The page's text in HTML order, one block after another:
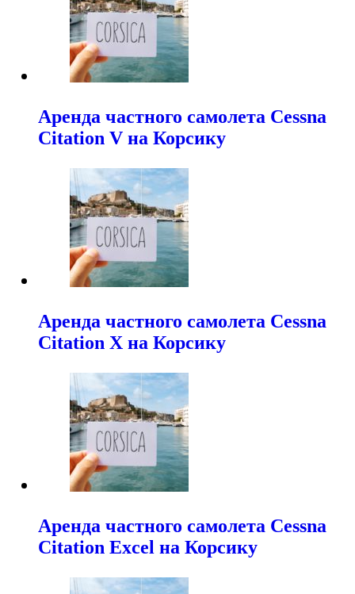
Аренда частного самолета Cessna
Citation V на Корсику
Аренда частного самолета Cessna
Citation X на Корсику
Аренда частного самолета Cessna
Citation Excel на Корсику